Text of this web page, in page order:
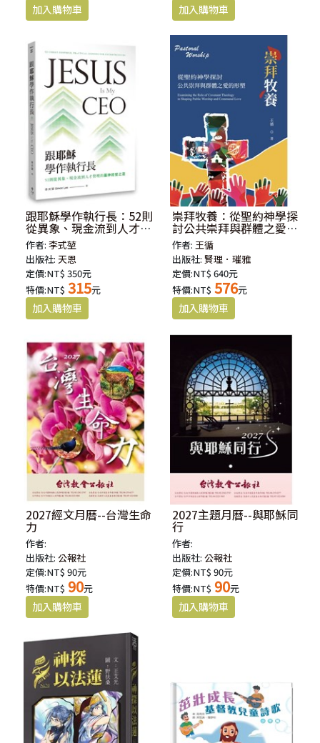
跟耶穌學作執行長：52則
從異象、現金流到人才管
理的屬神經營之道
作者:李式堃
出版社:天恩
定價:NT$ 350元
特價:NT$ 315元
崇拜牧養：從聖約神學探
討公共崇拜與群體之愛的
形塑
作者:王循
出版社:賢理．璀雅
定價:NT$ 640元
特價:NT$ 576元
2027經文月曆--台灣生命
力
作者:
出版社:公報社
定價:NT$ 90元
特價:NT$ 90元
2027主題月曆--與耶穌同
行
作者:
出版社:公報社
定價:NT$ 90元
特價:NT$ 90元